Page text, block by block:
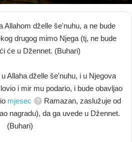
Allahom dželle še'nuhu, a ne bude
drugog mimo Njega (tj, ne bude
će u Džennet. (Buhari)
Allaha dželle še'nuhu, i u Njegova
i mir mu podario, i bude obavljao
mjesec
Ramazan, zaslužuje od
nagradu), da ga uvede u Džennet.
(Buhari)